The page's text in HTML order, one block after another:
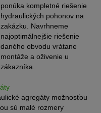
ponúka kompletné riešenie
hydraulických pohonov na
zakázku. Navrhneme
najoptimálnejšie riešenie
daného obvodu vrátane
montáže a oživenie u
zákazníka.
agregáty možnosťou
sú malé rozmery